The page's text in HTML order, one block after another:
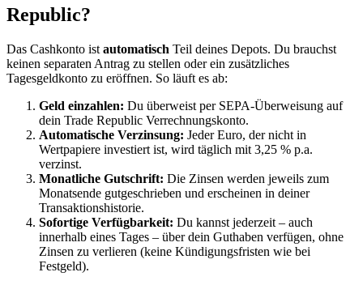
Republic?
Das Cashkonto ist automatisch Teil deines Depots. Du brauchst
keinen separaten Antrag zu stellen oder ein zusätzliches
Tagesgeldkonto zu eröffnen. So läuft es ab:
Geld einzahlen: Du überweist per SEPA-Überweisung auf
dein Trade Republic Verrechnungskonto.
Automatische Verzinsung: Jeder Euro, der nicht in
Wertpapiere investiert ist, wird täglich mit 3,25 % p.a.
verzinst.
Monatliche Gutschrift: Die Zinsen werden jeweils zum
Monatsende gutgeschrieben und erscheinen in deiner
Transaktionshistorie.
Sofortige Verfügbarkeit: Du kannst jederzeit – auch
innerhalb eines Tages – über dein Guthaben verfügen, ohne
Zinsen zu verlieren (keine Kündigungsfristen wie bei
Festgeld).